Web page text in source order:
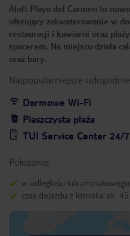
Aloft Playa del Carmen to
oferujący zakwaterowanie w
restauracji i kawiarni oraz
spacerem. Na miejscu działa
oraz bary.
Najpopularniejsze
Darmowe Wi-Fi
Piaszczysta plaża
TUI Service Center 24/
Położenie:
w odległości
czas dojazdu z lotniska ok.